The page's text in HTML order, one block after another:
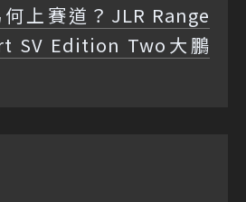
上賽道？JLR Range
SV Edition Two大鵬